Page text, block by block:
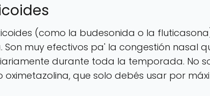
(como la budesonida o la
muy efectivos pa' la congestión nasal
durante toda la temporada. No
que solo debés usar por